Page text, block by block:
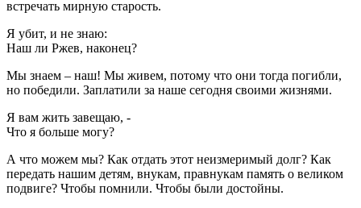
встречать мирную старость.
Я убит, и не знаю:
Наш ли Ржев, наконец?
Мы знаем – наш! Мы живем, потому что они тогда погибли,
но победили. Заплатили за наше сегодня своими жизнями.
Я вам жить завещаю, -
Что я больше могу?
А что можем мы? Как отдать этот неизмеримый долг? Как
передать нашим детям, внукам, правнукам память о великом
подвиге? Чтобы помнили. Чтобы были достойны.